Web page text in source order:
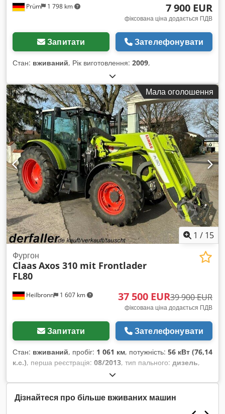
Prüm 1 798 km 7 900 EUR
фіксована ціна додається ПДВ
Запитати Зателефонувати
Стан: вживаний, Рік виготовлення: 2009,
Мала оголошення
1 / 15
Heilbronn 1 607 km
Фургон
ClaasAxos 310 mit Frontlader
FL80
37 500 EUR39 900 EUR
фіксована ціна додається ПДВ
Запитати Зателефонувати
Стан: вживаний, пробіг: 1 061 км, потужність: 56 кВт (76,14
к.с.), перша реєстрація: 08/2013, тип пального: дизель,
, колір:зелений
механічний, підвіска:інше, кількість місць:2, мотогодини:
1 061 h, Обладнання:кабіна, повний привід,
Дізнайтеся про більше вживаних машин